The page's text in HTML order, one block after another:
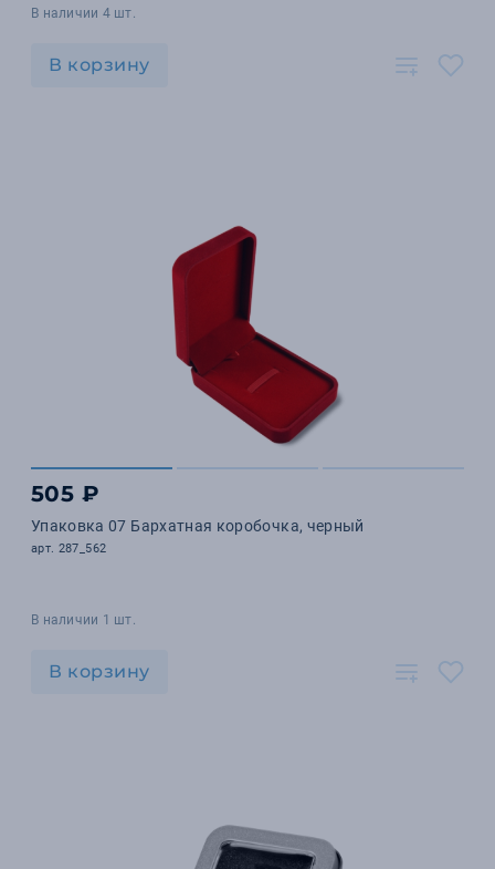
В наличии 4 шт.
В корзину
505 ₽
Упаковка 07 Бархатная коробочка, черный
арт. 287_562
В наличии 1 шт.
В корзину